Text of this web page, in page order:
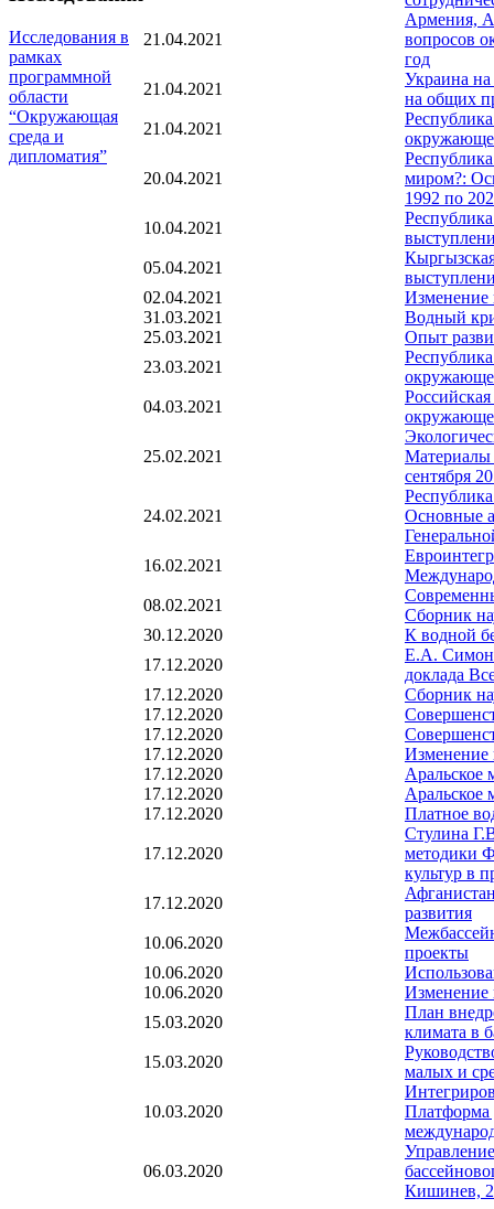
Исследования в
рамках
программной
области
“Окружающая
среда и
дипломатия”
21.04.2021
Армения,
вопросов
год
21.04.2021
Украина
на общих
21.04.2021
20.04.2021
миром?:
1992 по
10.04.2021
05.04.2021
02.04.2021
Изменение
31.03.2021
Водный
25.03.2021
Опыт
23.03.2021
04.03.2021
25.02.2021
Материалы
сентября
24.02.2021
Основные
16.02.2021
08.02.2021
Сборник
30.12.2020
К водной
17.12.2020
Е.А.
доклада
17.12.2020
Сборник
17.12.2020
17.12.2020
17.12.2020
Изменение
17.12.2020
Аральское
17.12.2020
Аральское
17.12.2020
Платное
17.12.2020
Стулина
методики
культур в
17.12.2020
развития
10.06.2020
проекты
10.06.2020
10.06.2020
Изменение
15.03.2020
План
климата в
15.03.2020
малых и
10.03.2020
Платформа
06.03.2020
Кишинев,